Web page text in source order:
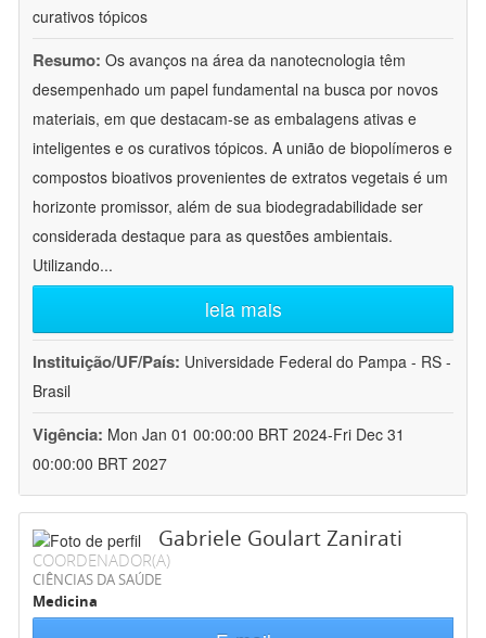
curativos tópicos
Resumo: Os avanços na área da nanotecnologia têm
desempenhado um papel fundamental na busca por novos
materiais, em que destacam-se as embalagens ativas e
inteligentes e os curativos tópicos. A união de biopolímeros e
compostos bioativos provenientes de extratos vegetais é um
horizonte promissor, além de sua biodegradabilidade ser
considerada destaque para as questões ambientais.
Utilizando...
leia mais
Instituição/UF/País: Universidade Federal do Pampa - RS -
Brasil
Vigência: Mon Jan 01 00:00:00 BRT 2024-Fri Dec 31
00:00:00 BRT 2027
Gabriele Goulart Zanirati
COORDENADOR(A)
CIÊNCIAS DA SAÚDE
Medicina